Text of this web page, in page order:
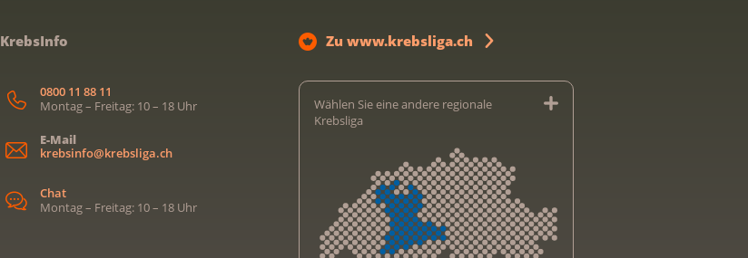
KrebsInfo
0800 11 88 11
Montag – Freitag: 10 – 18 Uhr
E-Mail
krebsinfo@krebsliga.ch
Chat
Montag – Freitag: 10 – 18 Uhr
Zu www.krebsliga.ch
Wählen Sie eine andere regionale
Krebsliga